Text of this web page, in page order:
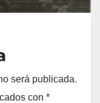
será publicada.
con *